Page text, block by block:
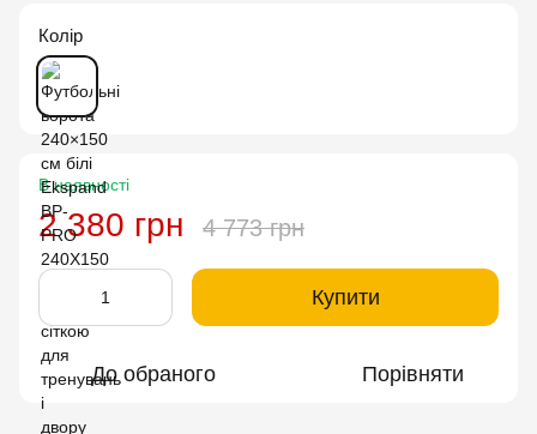
Колір
В наявності
2 380 грн 4 773 грн
Купити
До обраного Порівняти